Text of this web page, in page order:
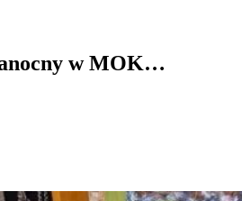
w MOK…